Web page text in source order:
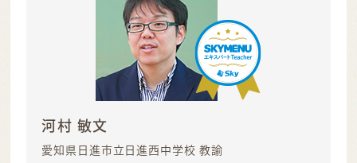
河村 敏文
愛知県日進市立日進西中学校 教諭